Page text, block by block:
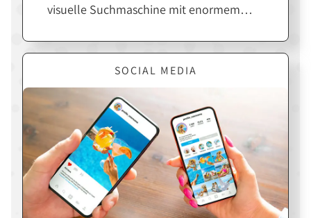
visuelle Suchmaschine mit enormem
erstellt, kann langfristig Traffic, Klicks
und Sales generieren. Hier erfährst du,
was dir dabei hilft.
SOCIAL MEDIA